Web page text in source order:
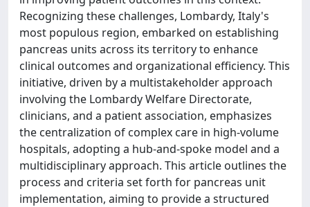
Recognizing these challenges, Lombardy, Italy's
most populous region, embarked on establishing
pancreas units across its territory to enhance
clinical outcomes and organizational efficiency. This
initiative, driven by a multistakeholder approach
involving the Lombardy Welfare Directorate,
clinicians, and a patient association, emphasizes
the centralization of complex care in high-volume
hospitals, adopting a hub-and-spoke model and a
multidisciplinary approach. This article outlines the
process and criteria set forth for pancreas unit
implementation, aiming to provide a structured